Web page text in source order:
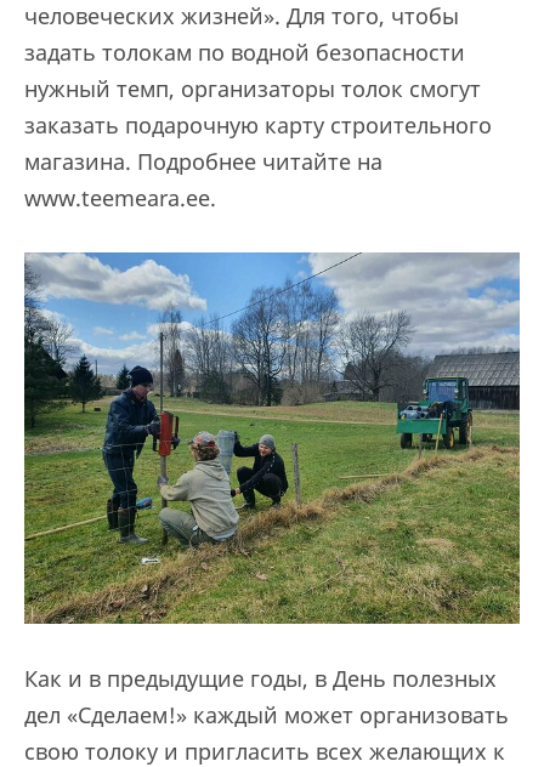
человеческих жизней». Для того, чтобы
задать толокам по водной безопасности
нужный темп, организаторы толок смогут
заказать подарочную карту строительного
магазина. Подробнее читайте на
www.teemeara.ee.
Как и в предыдущие годы, в День полезных
дел «Сделаем!» каждый может организовать
свою толоку и пригласить всех желающих к